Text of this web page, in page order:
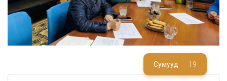
Сумууд 19